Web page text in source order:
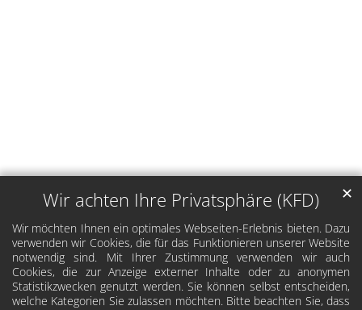
Wir achten Ihre Privatsphäre (KFD)
Wir möchten Ihnen ein optimales Webseiten-Erlebnis bieten. Dazu
verwenden wir Cookies, die für das Funktionieren unserer Website
notwendig sind. Mit Ihrer Zustimmung verwenden wir auch
Cookies, die zur Anzeige externer Inhalte oder zu anonymen
Statistikzwecken genutzt werden. Sie können selbst entscheiden,
welche Kategorien Sie zulassen möchten. Bitte beachten Sie, dass
✕